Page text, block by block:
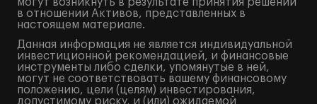
в отношении Активов, представленных в
настоящем материале.
Данная информация не является индивидуальной
инвестиционной рекомендацией, и финансовые
инструменты либо сделки, упомянутые в ней,
могут не соответствовать вашему финансовому
положению, цели (целям) инвестирования,
допустимому риску, и (или) ожидаемой